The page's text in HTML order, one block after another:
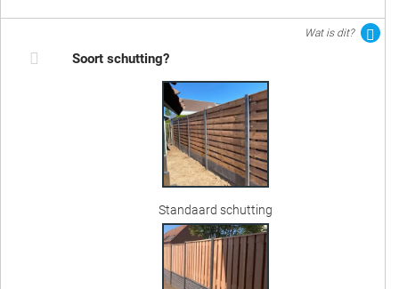
Wat is dit?
Soort schutting?
Standaard schutting